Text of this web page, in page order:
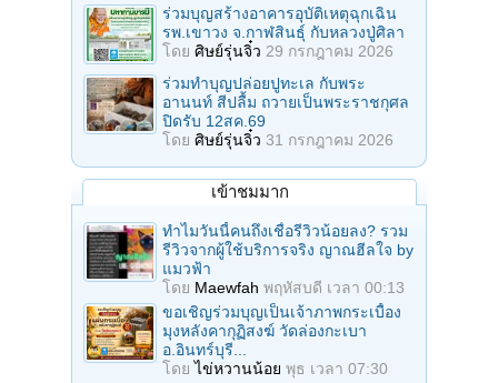
ร่วมบุญสร้างอาคารอุบัติเหตุฉุกเฉิน
รพ.เขาวง จ.กาฬสินธุ์ กับหลวงปู่ศิลา
โดย ศิษย์รุ่นจิ๋ว 29 กรกฎาคม 2026
ร่วมทําบุญปล่อยปูทะเล กับพระ
อานนท์ สีปลื้ม ถวายเป็นพระราชกุศล
ปิดรับ 12สค.69
โดย ศิษย์รุ่นจิ๋ว 31 กรกฎาคม 2026
เข้าชมมาก
ทำไมวันนี้คนถึงเชื่อรีวิวน้อยลง? รวม
รีวิวจากผู้ใช้บริการจริง ญาณฮีลใจ by
แมวฟ้า
โดย Maewfah พฤหัสบดี เวลา 00:13
ขอเชิญร่วมบุญเป็นเจ้าภาพกระเบื้อง
มุงหลังคากุฏิสงฆ์ วัดล่องกะเบา
อ.อินทร์บุรี...
โดยไข่หวานน้อย พุธ เวลา 07:30